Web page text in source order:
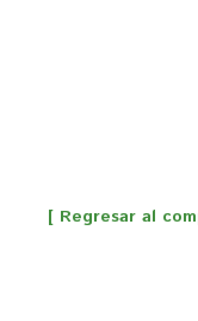
[ Regresar al